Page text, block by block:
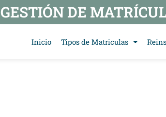
GESTIÓN DE
Inicio Tipos de Matriculas